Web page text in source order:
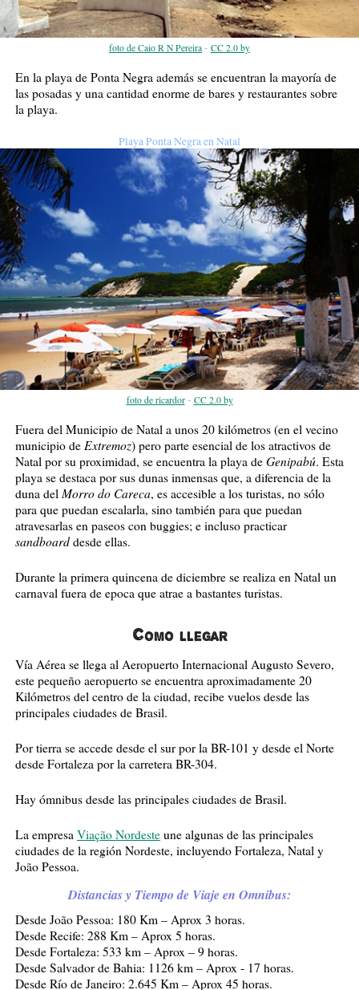
foto de Caio R N Pereira - CC 2.0 by
En la playa de Ponta Negra además se encuentran la mayoría de
las posadas y una cantidad enorme de bares y restaurantes sobre
la playa.
Playa Ponta Negra en Natal
foto de ricardor- CC 2.0 by
Fuera del Municipio de Natal a unos 20 kilómetros (en el vecino
municipio de Extremoz) pero parte esencial de los atractivos de
Natal por su proximidad, se encuentra la playa de Genipabú. Esta
playa se destaca por sus dunas inmensas que, a diferencia de la
duna del Morro do Careca, es accesible a los turistas, no sólo
para que puedan escalarla, sino también para que puedan
atravesarlas en paseos con buggies; e incluso practicar
sandboarddesde ellas.
Durante la primera quincena de diciembre se realiza en Natal un
carnaval fuera de epoca que atrae a bastantes turistas.
Como llegar
Vía Aérea se llega al Aeropuerto Internacional Augusto Severo,
este pequeño aeropuerto se encuentra aproximadamente 20
Kilómetros del centro de la ciudad, recibe vuelos desde las
principales ciudades de Brasil.
Por tierra se accede desde el sur por la BR-101 y desde el Norte
desde Fortaleza por la carretera BR-304.
Hay ómnibus desde las principales ciudades de Brasil.
La empresa Viação Nordesteune algunas de las principales
ciudades de la región Nordeste, incluyendo Fortaleza, Natal y
João Pessoa.
Distancias y Tiempo de Viaje en Omnibus:
Desde João Pessoa: 180 Km – Aprox 3 horas.
Desde Recife: 288 Km – Aprox 5 horas.
Desde Fortaleza: 533 km – Aprox – 9 horas.
Desde Salvador de Bahia: 1126 km – Aprox - 17 horas.
Desde Río de Janeiro: 2.645 Km – Aprox 45 horas.